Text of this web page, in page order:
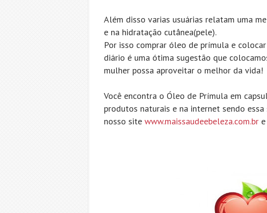
Além disso varias usuárias relatam uma
e na hidratação cutânea(pele).
Por isso comprar óleo de prímula e
diário é uma ótima sugestão que
mulher possa aproveitar o melhor da vida!
Você encontra o Óleo de Prímula em
produtos naturais e na internet sendo
nosso site www.maissaudeebeleza.com.br